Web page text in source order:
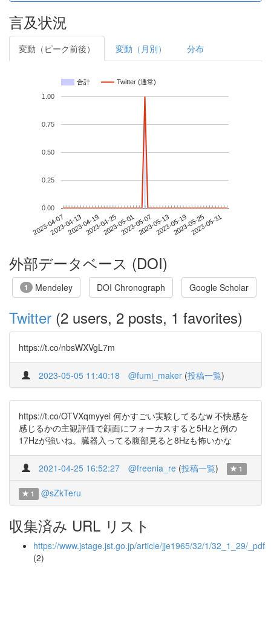
言及状況
変動（ピーク前後） 変動（月別） 分布
合計 Twitter (通常)
2023-04-072023-04-132023-04-192023-04-252023-05-012023-05-072023-05-132023-05-192023-05-252023-05-31
0.00
0.25
0.50
0.75
1.00
外部データベース (DOI)
1 Mendeley DOI Chronograph Google Scholar
Twitter (2 users, 2 posts, 1 favorites)
https://t.co/nbsWXVgL7m
2023-05-05 11:40:18 @fumi_maker (投稿一覧)
https://t.co/OTVXqmyyei 何かすごい実験してるなw 不快感を
感じるかの主観評価で顔面にフォーカスすると5Hzと例の
17Hzが強いね。臓器入ってる腹部見ると8Hzも怖いかな
2021-04-25 16:52:27 @freenia_re (投稿一覧) 1
1 @sZkTeru
収集済み URL リスト
https://www.jstage.jst.go.jp/article/jje1965/32/1/32_1_29/_pdf
(2)